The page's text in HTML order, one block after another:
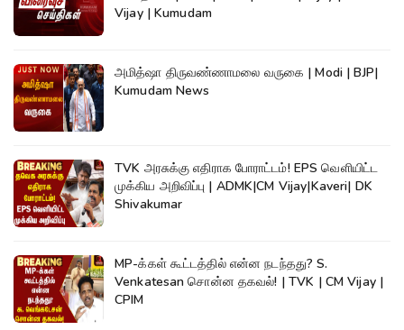
Vijay | Kumudam
அமித்ஷா திருவண்ணாமலை வருகை | Modi | BJP|
Kumudam News
TVK அரசுக்கு எதிராக போராட்டம்! EPS வெளியிட்ட
முக்கிய அறிவிப்பு | ADMK|CM Vijay|Kaveri| DK
Shivakumar
MP-க்கள் கூட்டத்தில் என்ன நடந்தது? S.
Venkatesan சொன்ன தகவல்! | TVK | CM Vijay |
CPIM